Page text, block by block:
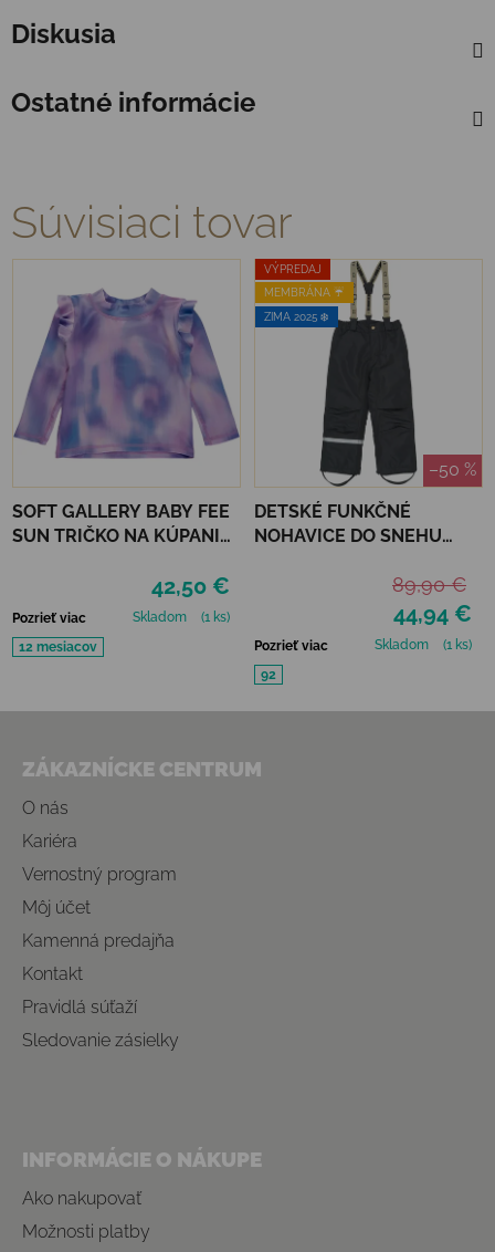
Diskusia
Ostatné informácie
Súvisiaci tovar
SOFT GALLERY BABY FEE
SUN TRIČKO NA KÚPANIE
42,50 €
Pozrieť viac Skladom
(1 ks)
12 mesiacov
VÝPREDAJ
MEMBRÁNA ☔️
ZIMA 2025 ❄️
–50 %
DETSKÉ FUNKČNÉ
NOHAVICE DO SNEHU
44,94 €
89,90 €
Pozrieť viac Skladom
(1 ks)
92
ZÁKAZNÍCKE CENTRUM
O nás
Kariéra
Vernostný program
Môj účet
Kamenná predajňa
Kontakt
Pravidlá súťaží
Sledovanie zásielky
INFORMÁCIE O NÁKUPE
Ako nakupovať
Možnosti platby